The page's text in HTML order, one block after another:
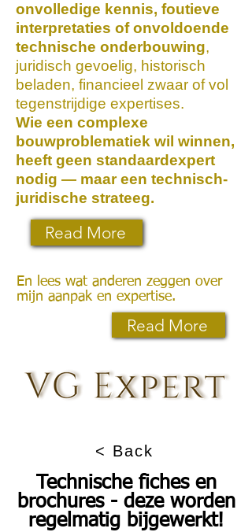
onvolledige kennis, foutieve
interpretaties of onvoldoende
technische onderbouwing,
juridisch gevoelig, historisch
beladen, financieel zwaar of vol
tegenstrijdige expertises.
Wie een complexe
bouwproblematiek wil winnen,
heeft geen standaardexpert
nodig — maar een technisch-
juridische strateeg.
Read More
En lees wat anderen zeggen over
mijn aanpak en expertise.
Read More
< Back
Technische fiches en
brochures - deze worden
regelmatig bijgewerkt!